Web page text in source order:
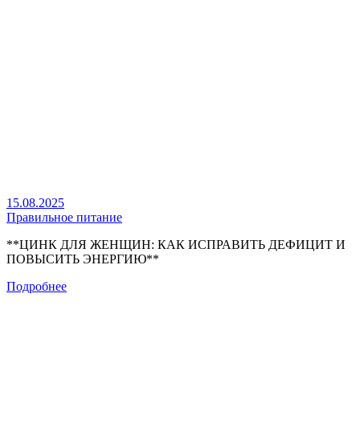
15.08.2025
Правильное питание
**ЦИНК ДЛЯ ЖЕНЩИН: КАК ИСПРАВИТЬ ДЕФИЦИТ И
ПОВЫСИТЬ ЭНЕРГИЮ**
Подробнее